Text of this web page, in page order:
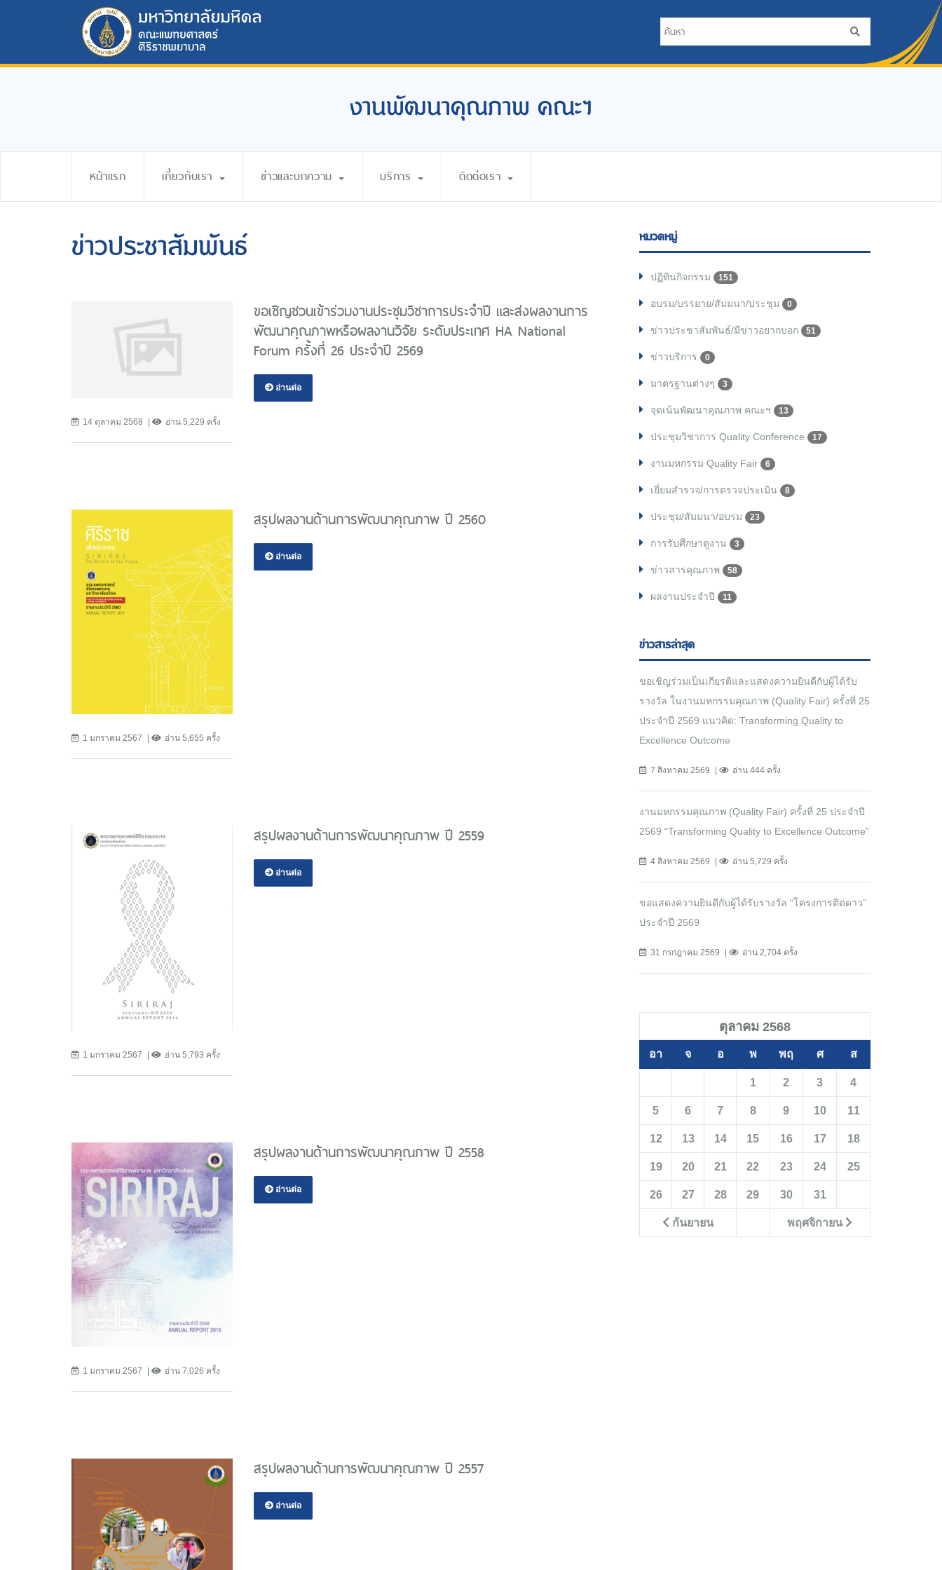
งานพัฒนาคุณภาพ คณะฯ
หน้าแรก เกี่ยวกับเรา ข่าวและบทความ บริการ ติดต่อเรา
ข่าวประชาสัมพันธ์
14 ตุลาคม 2568 อ่าน 5,229 ครั้ง
ขอเชิญชวนเข้าร่วมงานประชุมวิชาการประจำปี และส่งผลงานการ
พัฒนาคุณภาพหรือผลงานวิจัย ระดับประเทศ HA National
Forum ครั้งที่ 26 ประจำปี 2569
อ่านต่อ
1 มกราคม 2567 อ่าน 5,655 ครั้ง
สรุปผลงานด้านการพัฒนาคุณภาพ ปี 2560
อ่านต่อ
1 มกราคม 2567 อ่าน 5,793 ครั้ง
สรุปผลงานด้านการพัฒนาคุณภาพ ปี 2559
อ่านต่อ
1 มกราคม 2567 อ่าน 7,026 ครั้ง
สรุปผลงานด้านการพัฒนาคุณภาพ ปี 2558
อ่านต่อ
สรุปผลงานด้านการพัฒนาคุณภาพ ปี 2557
อ่านต่อ
หมวดหมู่
ปฏิทินกิจกรรม 151
อบรม/บรรยาย/สัมมนา/ประชุม 0
ข่าวประชาสัมพันธ์/มีข่าวอยากบอก 51
ข่าวบริการ 0
มาตรฐานต่างๆ 3
จุดเน้นพัฒนาคุณภาพ คณะฯ 13
ประชุมวิชาการ Quality Conference 17
งานมหกรรม Quality Fair 6
เยี่ยมสำรวจ/การตรวจประเมิน 8
ประชุม/สัมมนา/อบรม 23
การรับศึกษาดูงาน 3
ข่าวสารคุณภาพ 58
ผลงานประจำปี 11
ข่าวสารล่าสุด
ขอเชิญร่วมเป็นเกียรติและแสดงความยินดีกับผู้ได้รับ
รางวัล ในงานมหกรรมคุณภาพ (Quality Fair) ครั้งที่ 25
ประจำปี 2569 แนวคิด: Transforming Quality to
Excellence Outcome
7 สิงหาคม 2569 อ่าน 444 ครั้ง
งานมหกรรมคุณภาพ (Quality Fair) ครั้งที่ 25 ประจำปี
2569 “Transforming Quality to Excellence Outcome”
4 สิงหาคม 2569 อ่าน 5,729 ครั้ง
ขอแสดงความยินดีกับผู้ได้รับรางวัล “โครงการติดดาว”
ประจำปี 2569
31 กรกฎาคม 2569 อ่าน 2,704 ครั้ง
ตุลาคม 2568
อา จ อ พ พฤ ศ ส
กันยายน พฤศจิกายน
1 2 3 4
5 6 7 8 9 10 11
12 13 14 15 16 17 18
19 20 21 22 23 24 25
26 27 28 29 30 31